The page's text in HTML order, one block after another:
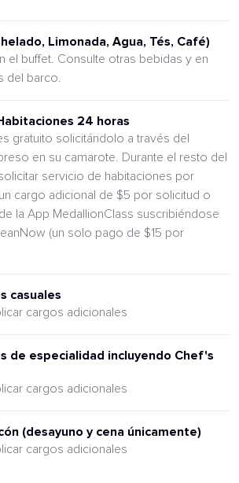
Limonada, Agua, Tés, Café)
el buffet. Consulte otras bebidas y en
del barco.
24 horas
gratuito solicitándolo a través del
en su camarote. Durante el resto del
servicio de habitaciones por
cargo adicional de $5 por solicitud o
la App MedallionClass suscribiéndose
(un solo pago de $15 por
casuales
cargos adicionales
de especialidad incluyendo Chef's
cargos adicionales
(desayuno y cena únicamente)
cargos adicionales